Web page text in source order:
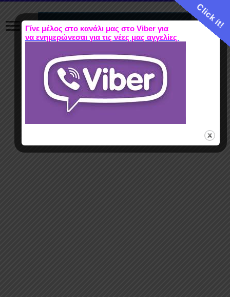
Click it!
Γίνε μέλος στο κανάλι μας στο Viber για
να ενημερώνεσαι για τις νέες μας αγγελίες